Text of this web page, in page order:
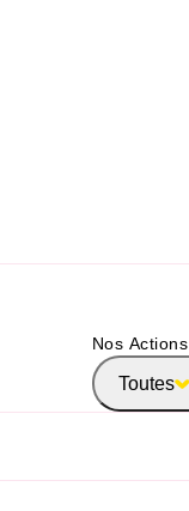
Nos Actions
Toutes